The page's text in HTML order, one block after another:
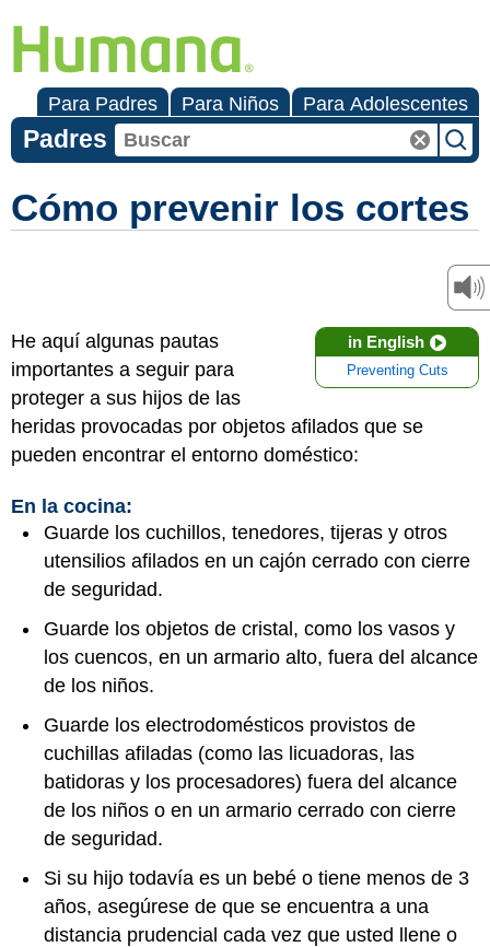
Para Padres Para Niños Para Adolescentes
Padres
Cómo prevenir los cortes
in English
Preventing Cuts
He aquí algunas pautas
importantes a seguir para
proteger a sus hijos de las
heridas provocadas por objetos afilados que se
pueden encontrar el entorno doméstico:
En la cocina:
Guarde los cuchillos, tenedores, tijeras y otros
utensilios afilados en un cajón cerrado con cierre
de seguridad.
Guarde los objetos de cristal, como los vasos y
los cuencos, en un armario alto, fuera del alcance
de los niños.
Guarde los electrodomésticos provistos de
cuchillas afiladas (como las licuadoras, las
batidoras y los procesadores) fuera del alcance
de los niños o en un armario cerrado con cierre
de seguridad.
Si su hijo todavía es un bebé o tiene menos de 3
años, asegúrese de que se encuentra a una
distancia prudencial cada vez que usted llene o